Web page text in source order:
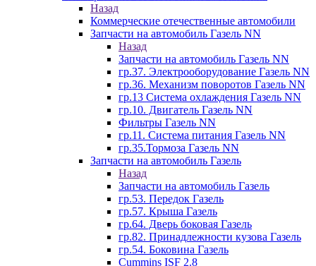
Назад
Коммерческие отечественные автомобили
Запчасти на автомобиль Газель NN
Назад
Запчасти на автомобиль Газель NN
гр.37. Электрооборудование Газель NN
гр.36. Механизм поворотов Газель NN
гр.13 Система охлаждения Газель NN
гр.10. Двигатель Газель NN
Фильтры Газель NN
гр.11. Система питания Газель NN
гр.35.Тормоза Газель NN
Запчасти на автомобиль Газель
Назад
Запчасти на автомобиль Газель
гр.53. Передок Газель
гр.57. Крыша Газель
гр.64. Дверь боковая Газель
гр.82. Принадлежности кузова Газель
гр.54. Боковина Газель
Cummins ISF 2.8